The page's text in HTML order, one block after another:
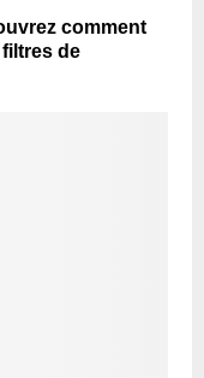
comment
de